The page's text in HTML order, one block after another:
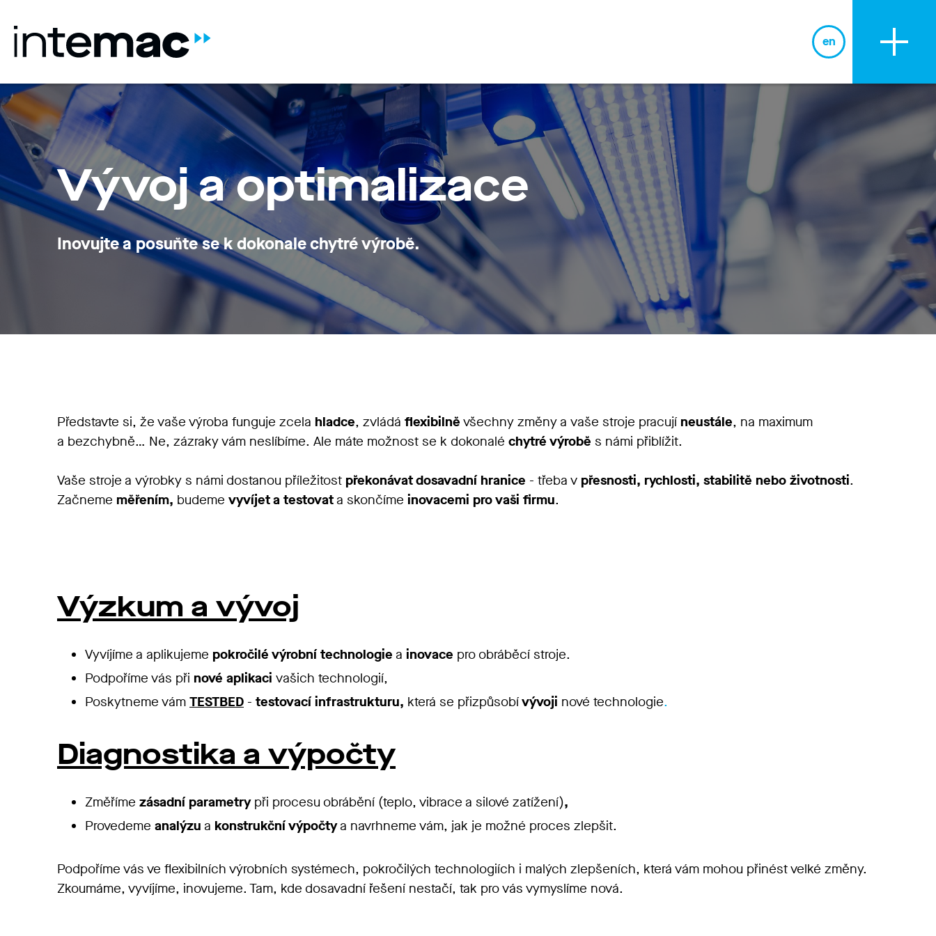
BLOG
en
Vývoj a optimalizace
Inovujte a posuňte se k dokonale chytré výrobě.
Představte si, že vaše výroba funguje zcela hladce, zvládá flexibilně všechny změny a vaše stroje pracují neustále, na maximum
a bezchybně… Ne, zázraky vám neslíbíme. Ale máte možnost se k dokonalé chytré výrobě s námi přiblížit.
Vaše stroje a výrobky s námi dostanou příležitost překonávat dosavadní hranice - třeba v přesnosti, rychlosti, stabilitě nebo životnosti.
Začneme měřením, budeme vyvíjet a testovat a skončíme inovacemi pro vaši firmu.
Výzkum a vývoj
Vyvíjíme a aplikujeme pokročilé výrobní technologie a inovace pro obráběcí stroje.
Podpoříme vás při nové aplikaci vašich technologií,
Poskytneme vám TESTBED - testovací infrastrukturu, která se přizpůsobívývoji nové technologie.
Diagnostika a výpočty
Změříme zásadní parametrypři procesu obrábění (teplo, vibrace a silové zatížení),
Provedeme analýzu a konstrukční výpočtya navrhneme vám, jak je možné proces zlepšit.
Podpoříme vás ve flexibilních výrobních systémech, pokročilých technologiích i malých zlepšeních, která vám mohou přinést velké změny.
Zkoumáme, vyvíjíme, inovujeme. Tam, kde dosavadní řešení nestačí, tak pro vás vymyslíme nová.